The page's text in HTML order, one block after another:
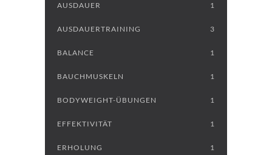
AUSDAUER 1
AUSDAUERTRAINING 3
BALANCE 1
BAUCHMUSKELN 1
BODYWEIGHT-ÜBUNGEN 1
EFFEKTIVITÄT 1
ERHOLUNG 1